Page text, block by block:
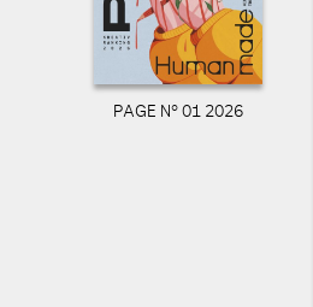
PAGE N° 01 2026